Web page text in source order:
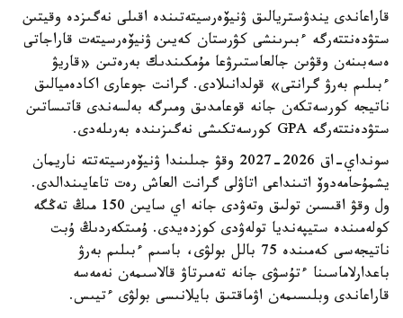
قاراعاندى يندۋستريالىق ۋنيۆەرسيتەتىندە اقىلى نەگىزدە وقيتىن
ستۋدەنتتەرگە ءبىرىنشى كۋرستان كەيىن ۋنيۆەرسيتەت قاراجاتى
ەسەبىنەن وقۋىن جالعاستىرۋعا مۇمكىندىك بەرەتىن «قاريۋ
ءبىلىم بەرۋ گرانتى» قولدانىلادى. گرانت جوعارى اكادەميالىق
ناتيجە كورسەتكەن جانە قوعامدىق ومىرگە بەلسەندى قاتىساتىن
ستۋدەنتتەرگە GPA كورسەتكىشى نەگىزىندە بەرىلەدى.
سونداي-اق 2026-2027 وقۋ جىلىندا ۋنيۆەرسيتەتتە ناريمان
يشمۇحامەدوۆ اتىنداعى اتاۋلى گرانت العاش رەت تاعايىندالدى.
ول وقۋ اقىسىن تولىق وتەۋدى جانە اي سايىن 150 مىڭ تەڭگە
كولەمىندە ستيپەنديا تولەۋدى كوزدەيدى. ۇمىتكەردىڭ ۇبت
ناتيجەسى كەمىندە 75 بالل بولۋى، باسىم ءبىلىم بەرۋ
باعدارلاماسىنا ءتۇسۋى جانە تەمىرتاۋ قالاسىمەن نەمەسە
قاراعاندى وبلىسىمەن اۋماقتىق بايلانىسى بولۋى ءتيىس.